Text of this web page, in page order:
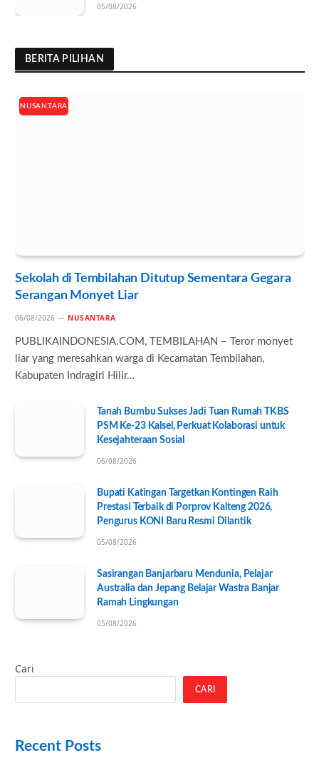
05/08/2026
BERITA PILIHAN
NUSANTARA
Sekolah di Tembilahan Ditutup Sementara Gegara
Serangan Monyet Liar
06/08/2026 NUSANTARA
PUBLIKAINDONESIA.COM, TEMBILAHAN – Teror monyet
liar yang meresahkan warga di Kecamatan Tembilahan,
Kabupaten Indragiri Hilir…
Tanah Bumbu Sukses Jadi Tuan Rumah TKBS
PSM Ke-23 Kalsel, Perkuat Kolaborasi untuk
Kesejahteraan Sosial
06/08/2026
Bupati Katingan Targetkan Kontingen Raih
Prestasi Terbaik di Porprov Kalteng 2026,
Pengurus KONI Baru Resmi Dilantik
05/08/2026
Sasirangan Banjarbaru Mendunia, Pelajar
Australia dan Jepang Belajar Wastra Banjar
Ramah Lingkungan
05/08/2026
Cari
CARI
Recent Posts